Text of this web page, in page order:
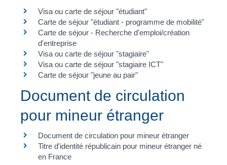
Visa ou carte de séjour "étudiant"
Carte de séjour "étudiant - programme de mobilité"
Carte de séjour - Recherche d'emploi/création
d'entreprise
Visa ou carte de séjour "stagiaire"
Visa ou carte de séjour "stagiaire ICT"
Carte de séjour "jeune au pair"
Document de circulation
pour mineur étranger
Document de circulation pour mineur étranger
Titre d'identité républicain pour mineur étranger né
en France